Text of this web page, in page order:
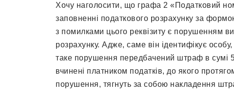
Хочу наголосити, що графа 2 «Податковий
заповненні податкового розрахунку за
з помилками цього реквізиту є порушенням
розрахунку. Адже, саме він ідентифікує
таке порушення передбачений штраф в сумі
вчинені платником податків, до якого
порушення, тягнуть за собою накладення